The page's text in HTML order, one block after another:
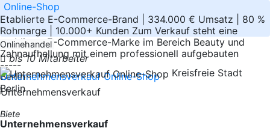
Online-Shop
Etablierte E-Commerce-Brand | 334.000 € Umsatz | 80 %
Rohmarge | 10.000+ Kunden Zum Verkauf steht eine
etablierte E-Commerce-Marke im Bereich Beauty und
Zahnaufhellung mit einem professionell aufgebauten
-----
Berlin
Onlinehandel
bis 10 Mitarbeiter
Kreisfreie Stadt
Berlin
Biete
Unternehmensverkauf